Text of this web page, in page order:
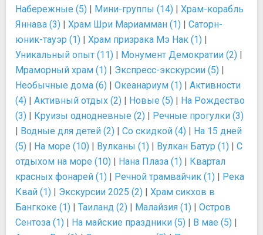
Набережные (5) | Мини-группы (14) | Храм-корабль
Яннава (3) | Храм Шри Мариамман (1) | Саторн-
юник-тауэр (1) | Храм призрака Мэ Нак (1) |
Уникальный опыт (11) | Монумент Демократии (2) |
Мраморный храм (1) | Экспресс-экскурсии (5) |
Необычные дома (6) | Океанариум (1) | Активности
(4) | Активный отдых (2) | Новые (5) | На Рождество
(3) | Круизы однодневные (2) | Речные прогулки (3)
| Водные для детей (2) | Со скидкой (4) | На 15 дней
(5) | На море (10) | Вулканы (1) | Вулкан Батур (1) | С
отдыхом на море (10) | Нана Плаза (1) | Квартал
красных фонарей (1) | Речной трамвайчик (1) | Река
Квай (1) | Экскурсии 2025 (2) | Xрам сикхов в
Бангкоке (1) | Таиланд (2) | Малайзия (1) | Остров
Сентоза (1) | На майские праздники (5) | В мае (5) |